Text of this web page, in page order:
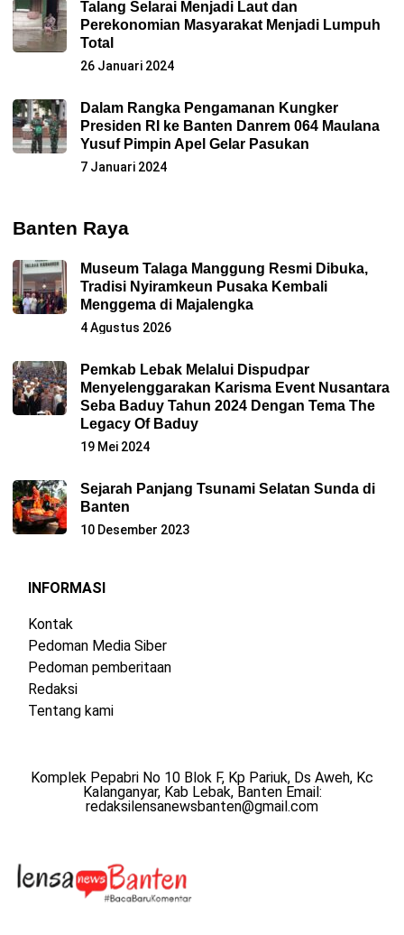
Talang Selarai Menjadi Laut dan
Perekonomian Masyarakat Menjadi Lumpuh
Total
26 Januari 2024
Dalam Rangka Pengamanan Kungker
Presiden RI ke Banten Danrem 064 Maulana
Yusuf Pimpin Apel Gelar Pasukan
7 Januari 2024
Banten Raya
Museum Talaga Manggung Resmi Dibuka,
Tradisi Nyiramkeun Pusaka Kembali
Menggema di Majalengka
4 Agustus 2026
Pemkab Lebak Melalui Dispudpar
Menyelenggarakan Karisma Event Nusantara
Seba Baduy Tahun 2024 Dengan Tema The
Legacy Of Baduy
19 Mei 2024
Sejarah Panjang Tsunami Selatan Sunda di
Banten
10 Desember 2023
INFORMASI
Kontak
Pedoman Media Siber
Pedoman pemberitaan
Redaksi
Tentang kami
Komplek Pepabri No 10 Blok F, Kp Pariuk, Ds Aweh, Kc
Kalanganyar, Kab Lebak, Banten Email:
redaksilensanewsbanten@gmail.com